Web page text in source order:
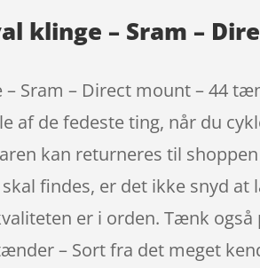
klinge – Sram –
– Sram – Direct mount – 44
af de fedeste ting, når du
kan returneres til
findes, er det ikke snyd
er i orden. Tænk
– Sort fra det meget